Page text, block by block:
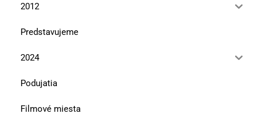
2012
Predstavujeme
2024
Podujatia
Filmové miesta